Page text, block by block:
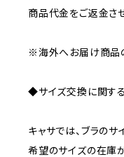
商品代金をご返金さ
※海外へお届け商品
◆サイズ交換に関す
キャサでは、ブラの
希望のサイズの在庫